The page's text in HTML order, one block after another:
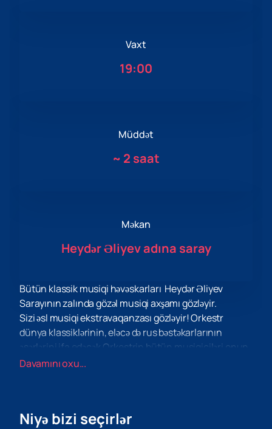
Vaxt
19:00
Müddət
~ 2 saat
Məkan
Heydər Əliyev adına saray
Bütün klassik musiqi həvəskarları Heydər Əliyev
Sarayının zalında gözəl musiqi axşamı gözləyir.
Sizi əsl musiqi ekstravaqanzası gözləyir! Orkestr
dünya klassiklərinin, eləcə də rus bəstəkarlarının
əsərlərini ifa edəcək.Orkestrin bütün musiqiçiləri onun
həyatında fəal iştirak edir, tez-tez təkcə Rusiyada deyil,
Onun repertuarına təkcə klassik musiqi deyil, həm də
Davamını oxu...
Niyə bizi seçirlər